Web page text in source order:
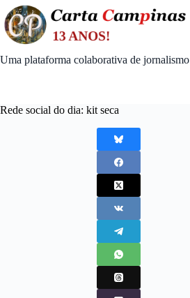
Skip
to
content
Uma plataforma colaborativa de jornalismo
Rede social do dia: kit seca